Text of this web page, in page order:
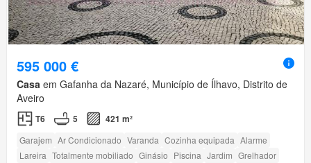
595 000 €
Casa em Gafanha da Nazaré, Município de Ílhavo, Distrito de
Aveiro
T6 5 421 m²
Garajem Ar Condicionado Varanda Cozinha equipada Alarme
Lareira Totalmente mobiliado Ginásio Piscina Jardim Grelhador